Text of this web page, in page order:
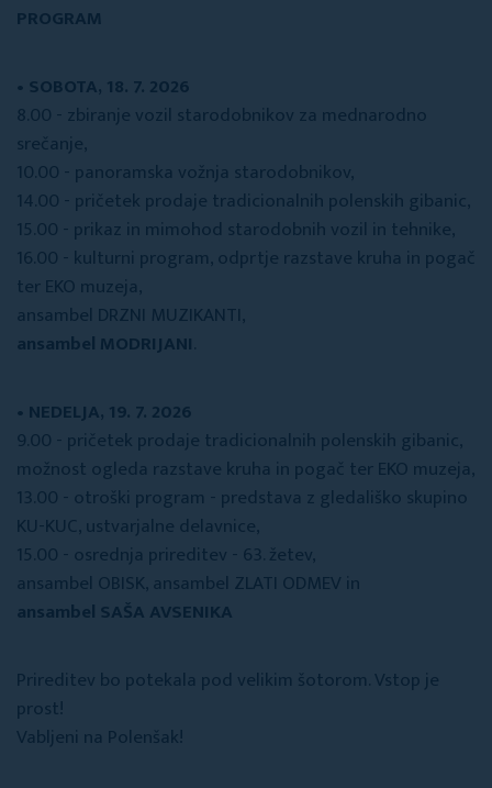
PROGRAM
• SOBOTA, 18. 7. 2026
8.00 - zbiranje vozil starodobnikov za mednarodno
srečanje,
10.00 - panoramska vožnja starodobnikov,
14.00 - pričetek prodaje tradicionalnih polenskih gibanic,
15.00 - prikaz in mimohod starodobnih vozil in tehnike,
16.00 - kulturni program, odprtje razstave kruha in pogač
ter EKO muzeja,
ansambel DRZNI MUZIKANTI,
ansambel MODRIJANI
• NEDELJA, 19. 7. 2026
9.00 - pričetek prodaje tradicionalnih polenskih gibanic,
možnost ogleda razstave kruha in pogač ter EKO muzeja,
13.00 - otroški program - predstava z gledališko skupino
KU-KUC, ustvarjalne delavnice,
15.00 - osrednja prireditev - 63. žetev,
ansambel OBISK, ansambel ZLATI ODMEV in
ansambel SAŠA AVSENIKA
Prireditev bo potekala pod velikim šotorom. Vstop je
prost!
Vabljeni na Polenšak!